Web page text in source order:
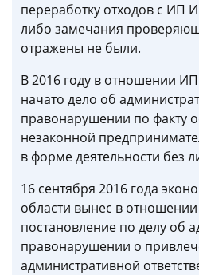
переработку отходов с ИП
либо замечания
отражены не были.
В 2016 году в отношении
начато дело об
правонарушении по факту
незаконной
в форме деятельности без
16 сентября 2016 года
области вынес в
постановление по делу об
правонарушении о
административной